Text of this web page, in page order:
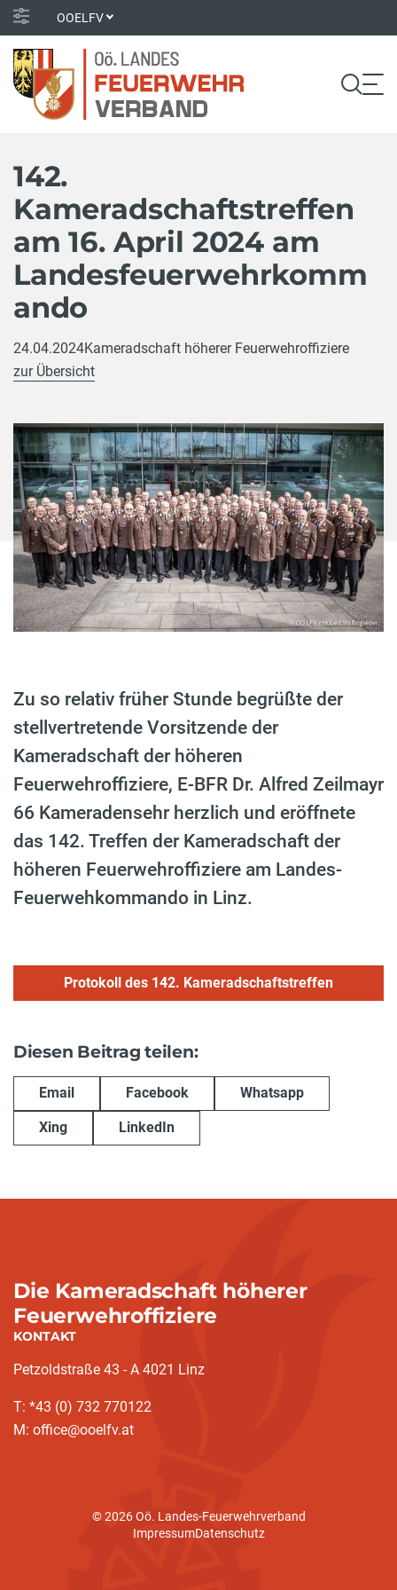
OOELFV
142.
Kameradschaftstreffen
am 16. April 2024 am
Landesfeuerwehrkomm
ando
24.04.2024Kameradschaft höherer Feuerwehroffiziere
zur Übersicht
Zu so relativ früher Stunde begrüßte der
stellvertretende Vorsitzende der
Kameradschaft der höheren
Feuerwehroffiziere, E-BFR Dr. Alfred Zeilmayr
66 Kameradensehr herzlich und eröffnete
das 142. Treffen der Kameradschaft der
höheren Feuerwehroffiziere am Landes-
Feuerwehkommando in Linz.
Protokoll des 142. Kameradschaftstreffen
Diesen Beitrag teilen:
Email Facebook Whatsapp
Xing LinkedIn
Die Kameradschaft höherer
Feuerwehroffiziere
KONTAKT
Petzoldstraße 43 - A 4021 Linz
T: *43 (0) 732 770122
M: office@ooelfv.at
© 2026 Oö. Landes-Feuerwehrverband
ImpressumDatenschutz